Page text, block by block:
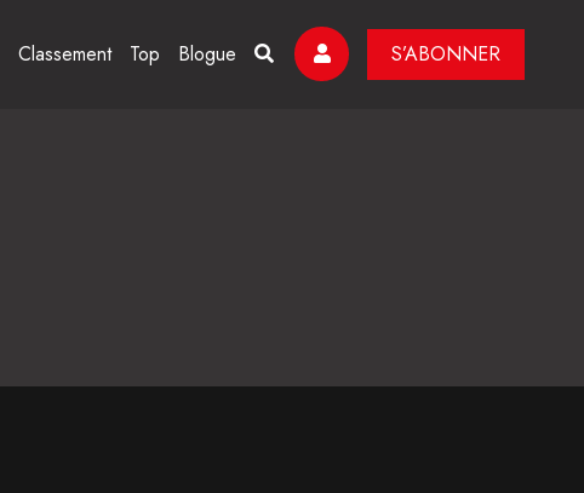
Classement Top Blogue S’ABONNER